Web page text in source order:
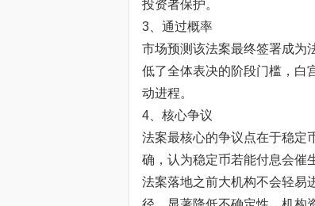
投资者保护。
3、通过概率
市场预测该法案最终签署成为
低了全体表决的阶段门槛，白
动进程。
4、核心争议
法案最核心的争议点在于稳定
确，认为稳定币若能付息会催
法案落地之前大机构不会轻易